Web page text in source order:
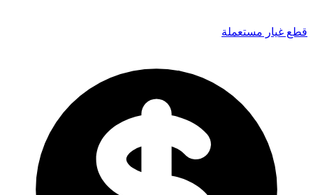
قطع غيار مستعملة